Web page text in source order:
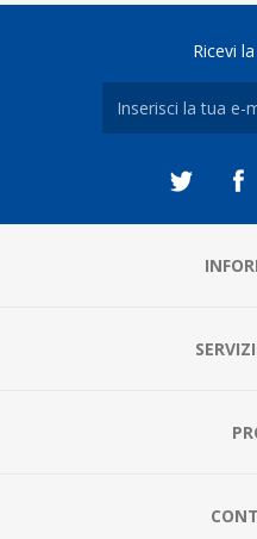
Ricevi